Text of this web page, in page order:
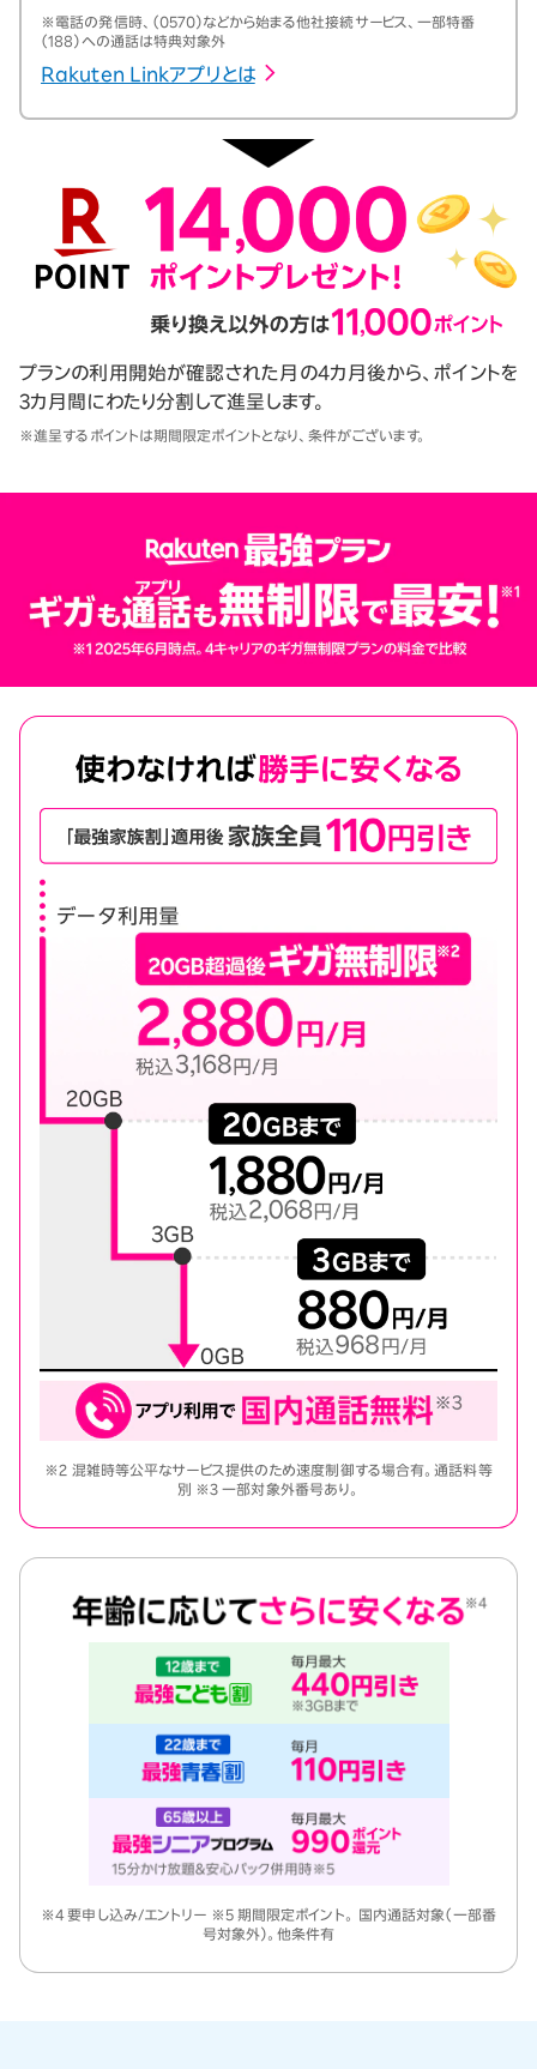
※電話の発信時、（0570）などから始まる他社接続サービス、一部特番
（188）への通話は特典対象外
Rakuten Linkアプリとは
プランの利用開始が確認された月の4カ月後から、ポイントを
3カ月間にわたり分割して進呈します。
※進呈するポイントは期間限定ポイントとなり、条件がございます。
※2 混雑時等公平なサービス提供のため速度制御する場合有。通話料等
別 ※3 一部対象外番号あり。
※4 要申し込み/エントリー ※5 期間限定ポイント。 国内通話対象（一部番
号対象外）。他条件有